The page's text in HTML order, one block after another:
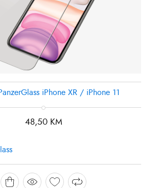
iPhone XR / iPhone 11
48,50 KM